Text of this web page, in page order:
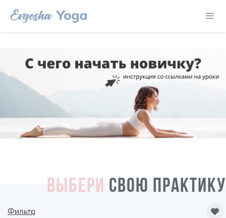
ВЫБЕРИ СВОЮ ПРАКТИКУ
Фильтр